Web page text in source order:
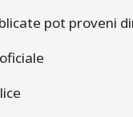
pot proveni